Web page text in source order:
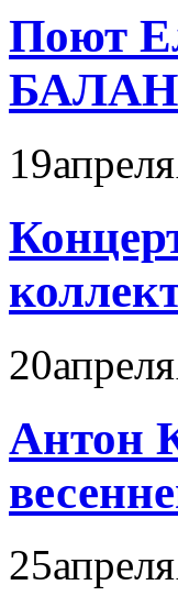
Поют
19апреля
20апреля
Антон
25апреля